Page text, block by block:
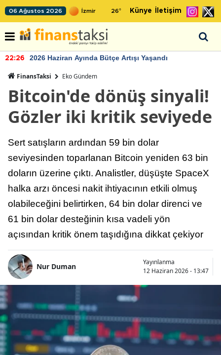
06 Ağustos 2026 26° Künye İletişim
22:26 2026 Haziran Ayında Bütçe Artışı Yaşandı
FinansTaksi Eko Gündem
Bitcoin'de dönüş sinyali!
Gözler iki kritik seviyede
Sert satışların ardından 59 bin dolar
seviyesinden toparlanan Bitcoin yeniden 63 bin
doların üzerine çıktı. Analistler, düşüşte SpaceX
halka arzı öncesi nakit ihtiyacının etkili olmuş
olabileceğini belirtirken, 64 bin dolar direnci ve
61 bin dolar desteğinin kısa vadeli yön
açısından kritik önem taşıdığına dikkat çekiyor
Nur Duman
Yayınlanma
12 Haziran 2026 - 13:47